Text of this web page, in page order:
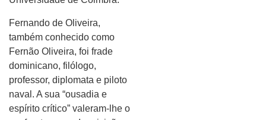
Fernando de Oliveira,
também conhecido como
Fernão Oliveira, foi frade
dominicano, filólogo,
professor, diplomata e piloto
naval. A sua “ousadia e
espírito crítico” valeram-lhe o